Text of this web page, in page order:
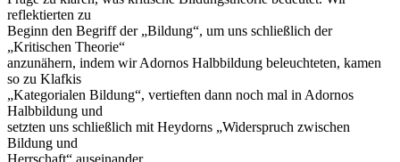
reflektierten zu
Beginn den Begriff der „Bildung“, um uns schließlich der
„Kritischen Theorie“
anzunähern, indem wir Adornos Halbbildung beleuchteten, kamen
so zu Klafkis
„Kategorialen Bildung“, vertieften dann noch mal in Adornos
Halbbildung und
setzten uns schließlich mit Heydorns „Widerspruch zwischen
Bildung und
Herrschaft“ auseinander.